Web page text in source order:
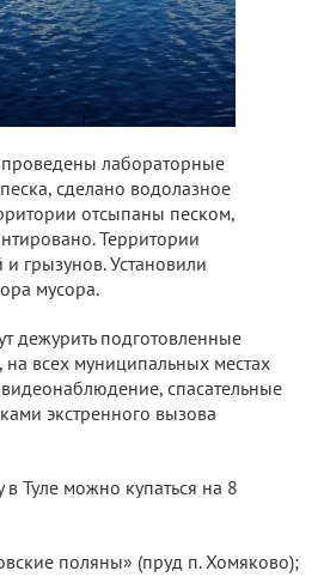
лабораторные
сделано водолазное
отсыпаны песком,
Территории
грызунов. Установили
мусора.
дежурить подготовленные
на всех муниципальных местах
спасательные
экстренного вызова
Туле можно купаться на 8
поляны» (пруд п. Хомяково);